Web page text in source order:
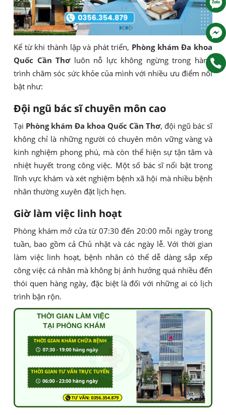
Kể từ khi thành lập và phát triển, Phòng khám Đa khoa
Quốc Cần Thơluôn nỗ lực không ngừng trong hành
trình chăm sóc sức khỏe của mình với nhiều ưu điểm nổi
bật như:
Đội ngũ bác sĩ chuyên môn cao
Tại Phòng khám Đa khoa Quốc Cần Thơ, đội ngũ bác sĩ
không chỉ là những người có chuyên môn vững vàng và
kinh nghiệm phong phú, mà còn thể hiện sự tận tâm và
nhiệt huyết trong công việc. Một số bác sĩ nổi bật trong
lĩnh vực khám và xét nghiệm bệnh xã hội mà nhiều bệnh
nhân thường xuyên đặt lịch hẹn.
Giờ làm việc linh hoạt
Phòng khám mở cửa từ 07:30 đến 20:00 mỗi ngày trong
tuần, bao gồm cả Chủ nhật và các ngày lễ. Với thời gian
làm việc linh hoạt, bệnh nhân có thể dễ dàng sắp xếp
công việc cá nhân mà không bị ảnh hưởng quá nhiều đến
thói quen hàng ngày, đặc biệt là đối với những ai có lịch
trình bận rộn.